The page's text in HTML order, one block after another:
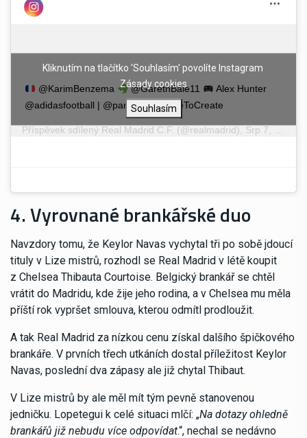
@KarimBenzema @GarethBale11
Alex Hunter
@adidasfootball | @parley.tv | #HereToCreate
Příspěvek sdílený Real Madrid C.F. (@realmadrid), Srp 7, 2018 v 6:30 PDT
Kliknutím na tlačítko 'Souhlasím' povolíte Instagram
Zásady cookies
Souhlasím
4. Vyrovnané brankářské duo
Navzdory tomu, že Keylor Navas vychytal tři po sobě jdoucí
tituly v Lize mistrů, rozhodl se Real Madrid v létě koupit
z Chelsea Thibauta Courtoise. Belgický brankář se chtěl
vrátit do Madridu, kde žije jeho rodina, a v Chelsea mu měla
příští rok vypršet smlouva, kterou odmítl prodloužit.
A tak Real Madrid za nízkou cenu získal dalšího špičkového
brankáře. V prvních třech utkáních dostal příležitost Keylor
Navas, poslední dva zápasy ale již chytal Thibaut.
V Lize mistrů by ale měl mít tým pevně stanovenou
jedničku. Lopetegui k celé situaci mlčí: „Na dotazy ohledně
brankářů již nebudu více odpovídat.“, nechal se nedávno